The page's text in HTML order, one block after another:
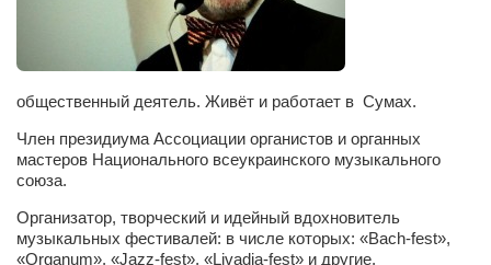
Здоровый образ жизни
Сам себе доктор
Активный отдых
Курьезы
Досье
Арт-менеджеры
Лариса Ильченко
общественный деятель. Живёт и работает в Сумах.
Член президиума Ассоциации органистов и органных
мастеров Национального всеукраинского музыкального
союза.
Организатор, творческий и идейный вдохновитель
музыкальных фестивалей: в числе которых: «Bach-fest»,
«Organum», «Jazz-fest», «Livadia-fest» и другие.